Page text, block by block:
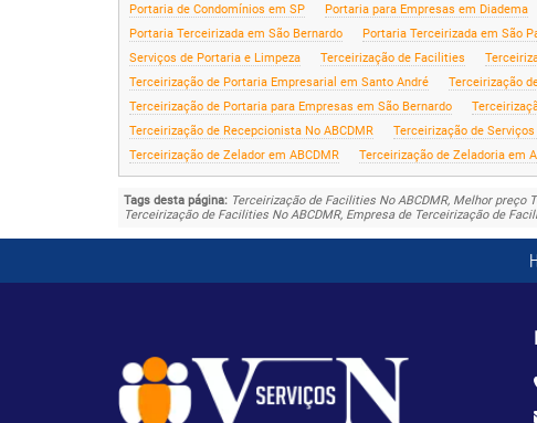
Portaria de Condomínios em SP
Portaria para Empresas em Diadema
Portaria Terceirizada em São Bernardo
Portaria Terceirizada em São
Serviços de Portaria e Limpeza
Terceirização de Facilities
Terceirização de Portaria Empresarial em Santo André
Terceirização
Terceirização de Portaria para Empresas em São Bernardo
Terceirização de Recepcionista No ABCDMR
Terceirização de
Terceirização de Zelador em ABCDMR
Terceirização de Zeladoria em
Tags desta página: Terceirização de Facilities No ABCDMR, Melhor preço
Terceirização de Facilities No ABCDMR, Empresa de Terceirização de